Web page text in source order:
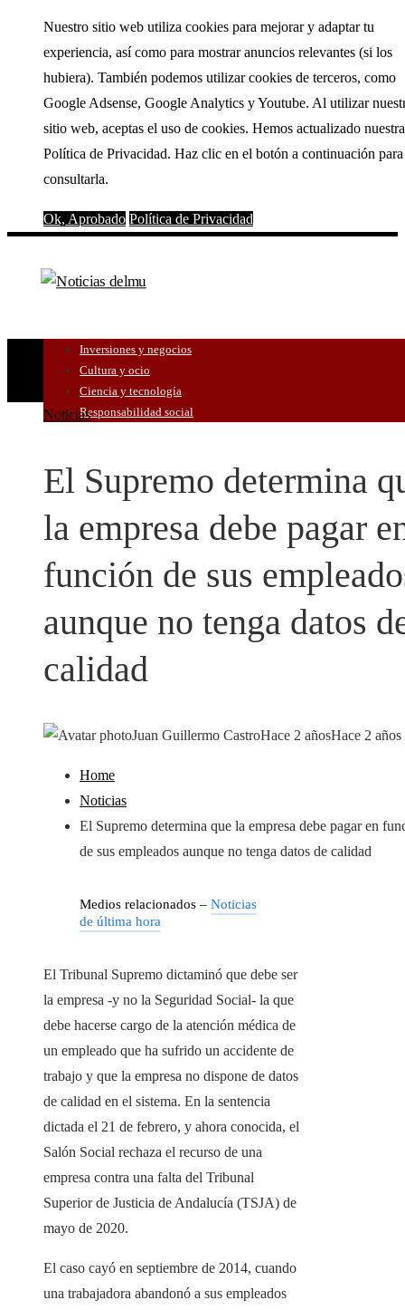
Nuestro sitio web utiliza cookies para mejorar y adaptar tu
experiencia, así como para mostrar anuncios relevantes (si los
hubiera). También podemos utilizar cookies de terceros, como
Google Adsense, Google Analytics y Youtube. Al utilizar
sitio web, aceptas el uso de cookies. Hemos actualizado nuestra
Política de Privacidad. Haz clic en el botón a continuación para
consultarla.
Ok, Aprobado Política de Privacidad
Inversiones y negocios
Cultura y ocio
Ciencia y tecnología
Responsabilidad social
Noticias
El Supremo determina
la empresa debe pagar
función de sus
aunque no tenga datos
calidad
Juan Guillermo CastroHace 2 añosHace 2 años
Home
Noticias
El Supremo determina que la empresa debe pagar en
de sus empleados aunque no tenga datos de calidad
Medios relacionados – Noticias
de última hora
El Tribunal Supremo dictaminó que debe ser
la empresa -y no la Seguridad Social- la que
debe hacerse cargo de la atención médica de
un empleado que ha sufrido un accidente de
trabajo y que la empresa no dispone de datos
de calidad en el sistema. En la sentencia
dictada el 21 de febrero, y ahora conocida, el
Salón Social rechaza el recurso de una
empresa contra una falta del Tribunal
Superior de Justicia de Andalucía (TSJA) de
mayo de 2020.
El caso cayó en septiembre de 2014, cuando
una trabajadora abandonó a sus empleados